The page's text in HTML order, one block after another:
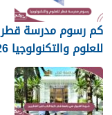
كم رسوم مدرسة قطر
للعلوم والتكنولوجيا 2026